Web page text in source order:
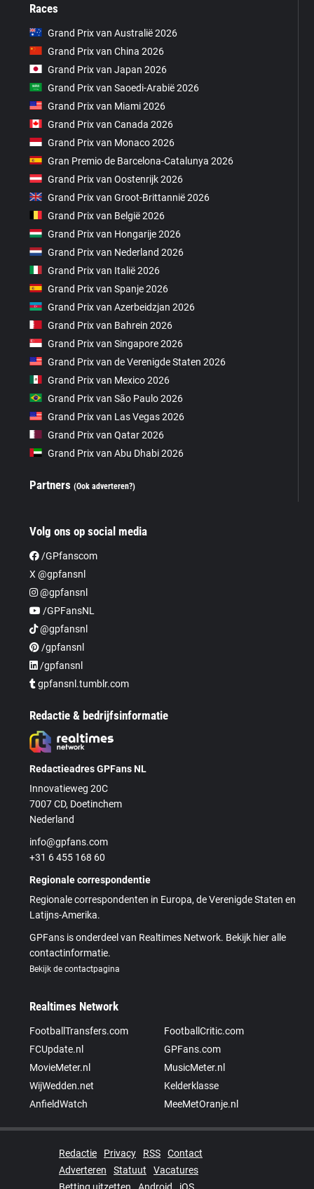
Races
Grand Prix van Australië 2026
Grand Prix van China 2026
Grand Prix van Japan 2026
Grand Prix van Saoedi-Arabië 2026
Grand Prix van Miami 2026
Grand Prix van Canada 2026
Grand Prix van Monaco 2026
Gran Premio de Barcelona-Catalunya 2026
Grand Prix van Oostenrijk 2026
Grand Prix van Groot-Brittannië 2026
Grand Prix van België 2026
Grand Prix van Hongarije 2026
Grand Prix van Nederland 2026
Grand Prix van Italië 2026
Grand Prix van Spanje 2026
Grand Prix van Azerbeidzjan 2026
Grand Prix van Bahrein 2026
Grand Prix van Singapore 2026
Grand Prix van de Verenigde Staten 2026
Grand Prix van Mexico 2026
Grand Prix van São Paulo 2026
Grand Prix van Las Vegas 2026
Grand Prix van Qatar 2026
Grand Prix van Abu Dhabi 2026
Partners(Ook adverteren?)
Volg ons op social media
/GPfanscom
X @gpfansnl
@gpfansnl
/GPFansNL
@gpfansnl
/gpfansnl
/gpfansnl
gpfansnl.tumblr.com
Redactie & bedrijfsinformatie
Redactieadres GPFans NL
Innovatieweg 20C
7007 CD, Doetinchem
Nederland
info@gpfans.com
+31 6 455 168 60
Regionale correspondentie
Regionale correspondenten in Europa, de Verenigde Staten en
Latijns-Amerika.
GPFans is onderdeel van Realtimes Network. Bekijk hier alle
contactinformatie.
Bekijk de contactpagina
Realtimes Network
FootballTransfers.com
FootballCritic.com
FCUpdate.nl
GPFans.com
MovieMeter.nl
MusicMeter.nl
WijWedden.net
Kelderklasse
AnfieldWatch
MeeMetOranje.nl
Redactie Privacy RSS
Contact
Adverteren
Statuut
Vacatures
Betting uitzetten
Android iOS